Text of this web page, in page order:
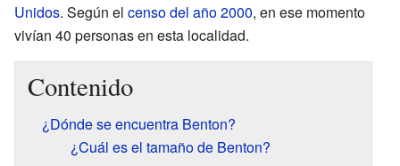
Unidos. Según el censo del año 2000, en ese momento
vivían 40 personas en esta localidad.
Contenido
¿Dónde se encuentra Benton?
¿Cuál es el tamaño de Benton?